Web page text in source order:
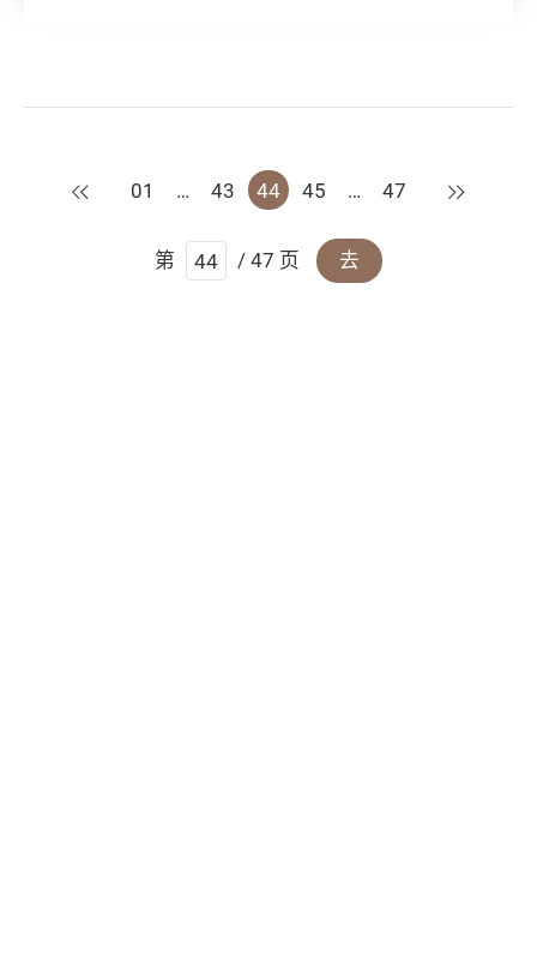
上一页
01 … 43 44 45 … 47 下一页
第 / 47 页 去